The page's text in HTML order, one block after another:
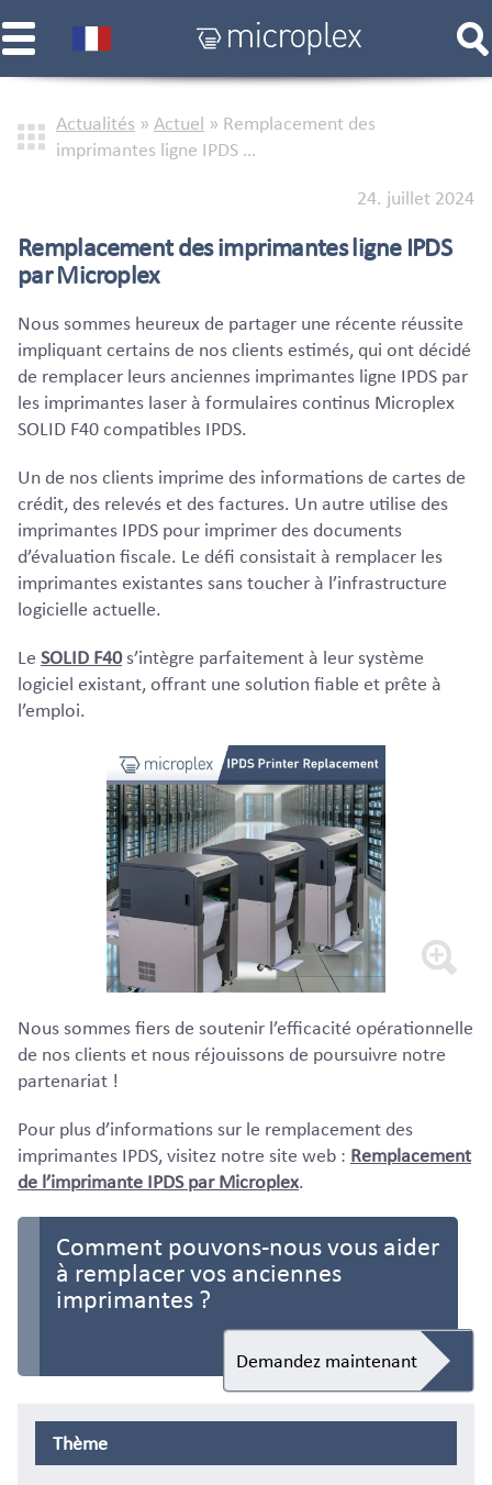
Actualités » Actuel » Remplacement des
imprimantes ligne IPDS …
24. juillet 2024
Remplacement des imprimantes ligne IPDS
par Microplex
Nous sommes heureux de partager une récente réussite
impliquant certains de nos clients estimés, qui ont décidé
de remplacer leurs anciennes imprimantes ligne IPDS par
les imprimantes laser à formulaires continus Microplex
SOLID F40 compatibles IPDS.
Un de nos clients imprime des informations de cartes de
crédit, des relevés et des factures. Un autre utilise des
imprimantes IPDS pour imprimer des documents
d’évaluation fiscale. Le défi consistait à remplacer les
imprimantes existantes sans toucher à l’infrastructure
logicielle actuelle.
Le SOLID F40s’intègre parfaitement à leur système
logiciel existant, offrant une solution fiable et prête à
l’emploi.
Nous sommes fiers de soutenir l’efficacité opérationnelle
de nos clients et nous réjouissons de poursuivre notre
partenariat !
Pour plus d’informations sur le remplacement des
imprimantes IPDS, visitez notre site web : Remplacement
de l’imprimante IPDS par Microplex.
Comment pouvons-nous vous aider
à remplacer vos anciennes
imprimantes ?
Demandez maintenant
Thème